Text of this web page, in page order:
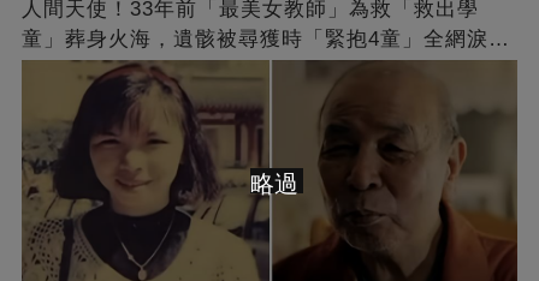
人間天使！33年前「最美女教師」為救「救出學
童」葬身火海，遺骸被尋獲時「緊抱4童」全網淚
崩：真正的英雄不該被遺忘
略過